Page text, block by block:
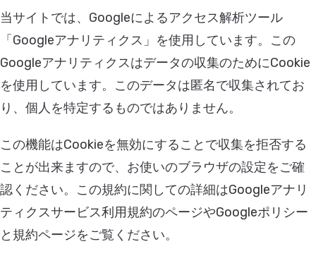
当サイトでは、Googleによるアクセス解析ツール
「Googleアナリティクス」を使用しています。この
Googleアナリティクスはデータの収集のためにCookie
を使用しています。このデータは匿名で収集されてお
り、個人を特定するものではありません。
この機能はCookieを無効にすることで収集を拒否する
ことが出来ますので、お使いのブラウザの設定をご確
認ください。この規約に関しての詳細はGoogleアナリ
ティクスサービス利用規約のページやGoogleポリシー
と規約ページをご覧ください。